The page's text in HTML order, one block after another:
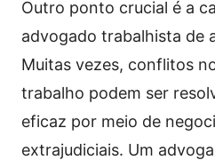
Outro ponto crucial é a
advogado trabalhista de
Muitas vezes, conflitos
trabalho podem ser
eficaz por meio de
extrajudiciais. Um